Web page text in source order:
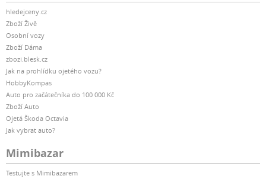
hledejceny.cz
Zboží Živě
Osobní vozy
Zboží Dáma
zbozi.blesk.cz
Jak na prohlídku ojetého vozu?
HobbyKompas
Auto pro začátečníka do 100 000 Kč
Zboží Auto
Ojetá Škoda Octavia
Jak vybrat auto?
Mimibazar
Testujte s Mimibazarem